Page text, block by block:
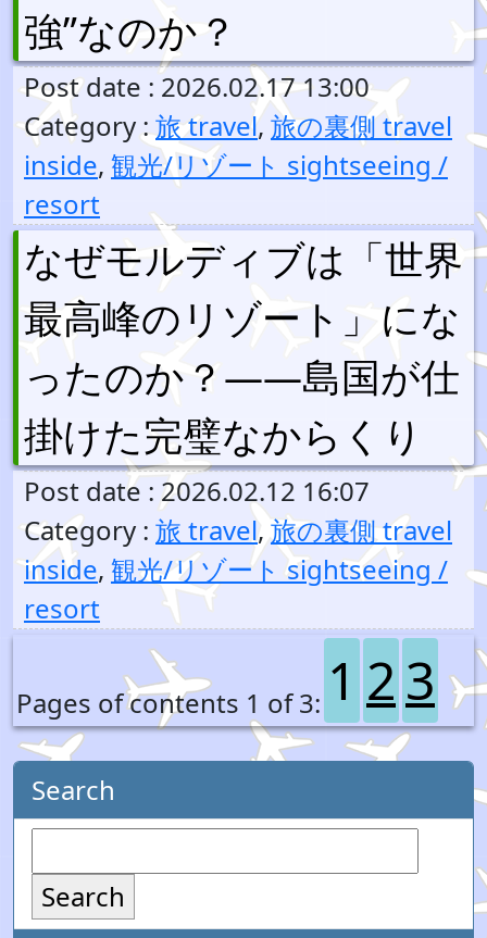
強”なのか？
Post date : 2026.02.17 13:00
Category : 旅 travel, 旅の裏側 travel
inside, 観光/リゾート sightseeing /
resort
なぜモルディブは「世界
最高峰のリゾート」にな
ったのか？――島国が仕
掛けた完璧なからくり
Post date : 2026.02.12 16:07
Category : 旅 travel, 旅の裏側 travel
inside, 観光/リゾート sightseeing /
resort
Pages of contents 1 of 3: 1 2 3
Search
Search